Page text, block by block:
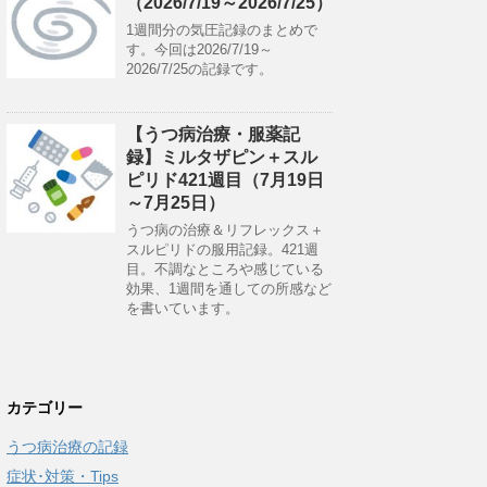
1週間分の気圧記録のまとめで
す。今回は2026/7/19～
2026/7/25の記録です。
【うつ病治療・服薬記
録】ミルタザピン＋スル
ピリド421週目（7月19日
～7月25日）
うつ病の治療＆リフレックス＋
スルピリドの服用記録。421週
目。不調なところや感じている
効果、1週間を通しての所感など
を書いています。
カテゴリー
うつ病治療の記録
症状･対策・Tips